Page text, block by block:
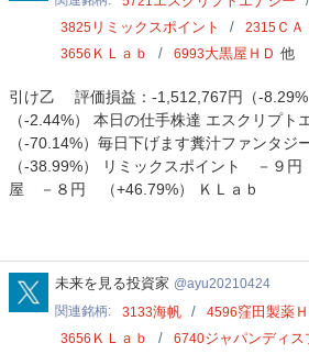
3825 リミックスポイント 2315 Ｃ
3656 ＫＬａｂ 6993大黒屋ＨＤ 他
引け乙 評価損益：-1,512,767円（-8.29%
（-2.44%） 本日の仕手株達 エスクリ
（-70.14%）毎日下げます糞汁ファンタ
（-38.99%） リミックスポイント －
屋 －８円 （+46.79%） ＫＬａｂ
ayu20210424
未来を見る投資家 ayu20210424
関連銘柄
3133海帆 4596窪田製薬Ｈ
3656 ＫＬａｂ 6740ジャパンディス